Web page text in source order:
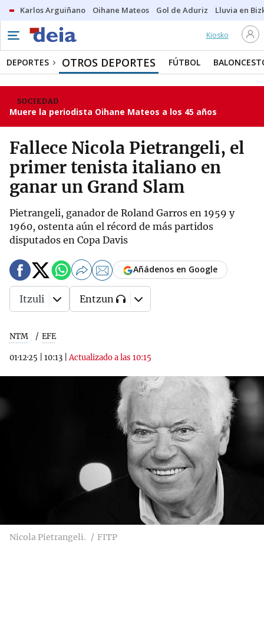
Karlos Arguiñano Oihane Mateos Gol de Aduriz Lluvia en
Kiosko
DEPORTES OTROS DEPORTES FÚTBOL
SOCIEDAD
Muere la periodista Oihane Mateos a los 45 años
Fallece Nicola Pietrangeli, el
primer tenista italiano en
ganar un Grand Slam
Pietrangeli, ganador de Roland Garros en 1959 y
1960, ostenta aún el récord de más partidos
disputados en Copa Davis
NTM EFE
01·12·25 10:13 |Actualizado a las 10:15
Añádenos en Google
Itzuli Entzun
Nicola Pietrangeli. FITP